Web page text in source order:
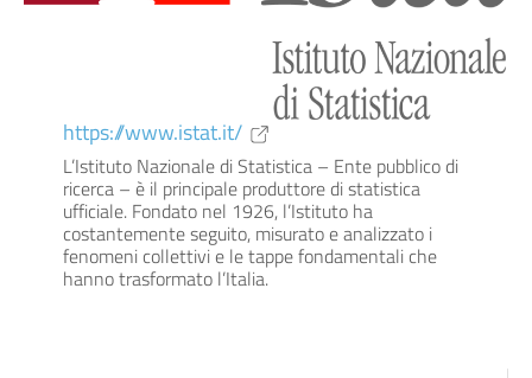
https://www.istat.it/
L’Istituto Nazionale di Statistica – Ente pubblico di
ricerca – è il principale produttore di statistica
ufficiale. Fondato nel 1926, l’Istituto ha
costantemente seguito, misurato e analizzato i
fenomeni collettivi e le tappe fondamentali che
hanno trasformato l’Italia.